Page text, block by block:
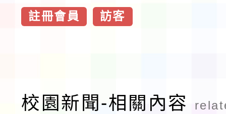
註冊會員 訪客
校園新聞-相關內容